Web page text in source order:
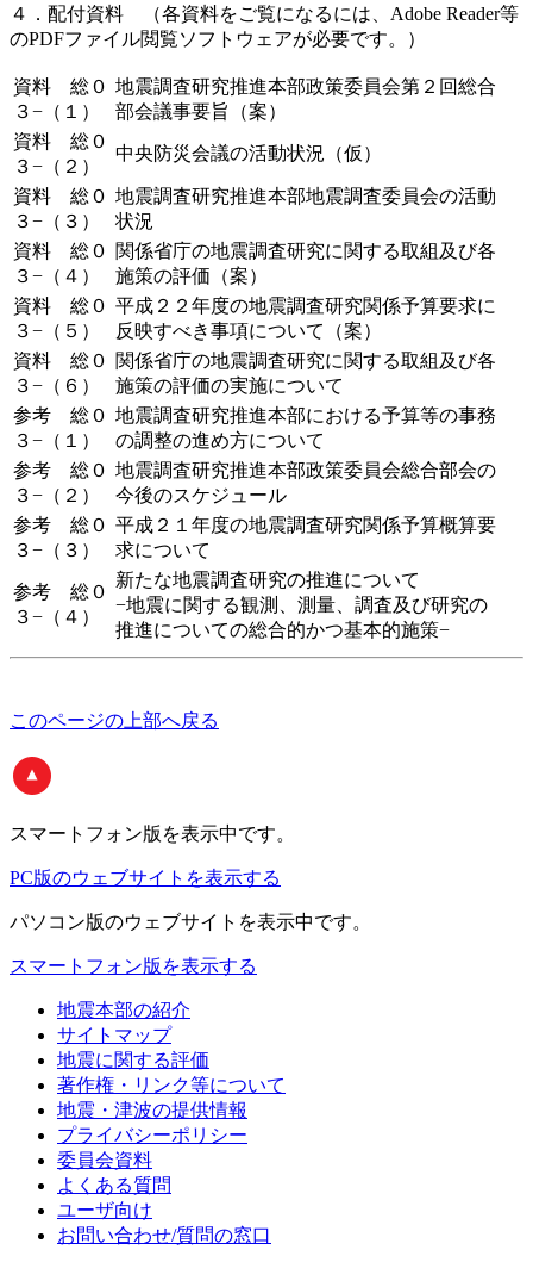
４．配付資料 （各資料をご覧になるには、Adobe Reader等
のPDFファイル閲覧ソフトウェアが必要です。）
資料 総０
３−（１）
地震調査研究推進本部政策委員会第２回総合
部会議事要旨（案）
資料 総０
３−（２）
中央防災会議の活動状況（仮）
資料 総０
３−（３）
地震調査研究推進本部地震調査委員会の活動
状況
資料 総０
３−（４）
関係省庁の地震調査研究に関する取組及び各
施策の評価（案）
資料 総０
３−（５）
平成２２年度の地震調査研究関係予算要求に
反映すべき事項について（案）
資料 総０
３−（６）
関係省庁の地震調査研究に関する取組及び各
施策の評価の実施について
参考 総０
３−（１）
地震調査研究推進本部における予算等の事務
の調整の進め方について
参考 総０
３−（２）
地震調査研究推進本部政策委員会総合部会の
今後のスケジュール
参考 総０
３−（３）
平成２１年度の地震調査研究関係予算概算要
求について
参考 総０
３−（４）
新たな地震調査研究の推進について
−地震に関する観測、測量、調査及び研究の
推進についての総合的かつ基本的施策−
このページの上部へ戻る
スマートフォン版 を表示中です。
PC版のウェブサイトを表示する
パソコン版のウェブサイトを表示中です。
スマートフォン版を表示する
地震本部の紹介
サイトマップ
地震に関する評価
著作権・リンク等について
地震・津波の提供情報
プライバシーポリシー
委員会資料
よくある質問
ユーザ向け
お問い合わせ/質問の窓口